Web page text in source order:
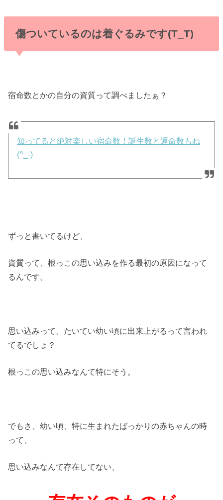
傷ついているのは着ぐるみです(T_T)
宿命数とかの自分の資質って調べましたぁ？
知ってると絶対楽しい宿命数！誕生数と運命数もね
(^_-)
ずっと書いてるけど、
資質って、根っこの思い込みを作る最初の原因になって
るんです。
思い込みって、たいてい幼い頃に出来上がるって言われ
てるでしょ？
根っこの思い込みなんて特にそう。
でもさ、幼い頃、特に生まれたばっかりの赤ちゃんの時
って、
思い込みなんて存在してない、